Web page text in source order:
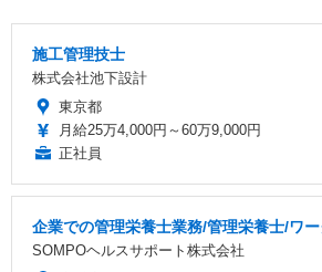
施工管理技士
株式会社池下設計
東京都
月給25万4,000円～60万9,000円
正社員
企業での管理栄養士業務/管理栄養士/ワ
SOMPOヘルスサポート株式会社